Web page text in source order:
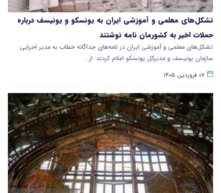
تشکل‌های معلمی و آموزشی ایران به یونسکو و یونیسف درباره
حملات اخیر به کشورمان نامه نوشتند
تشکل‌های معلمی و آموزشی ایران در نامه‌های جداگانه خطاب به مدیر اجرایی
سازمان یونیسف و مدیرکل یونسکو اعلام کردند: از…
۰۷ فروردین ۱۴۰۵